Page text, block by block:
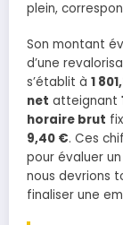
plein,
Son montant
d’une
s’établit à 1
net atteignant
horaire brut
9,40 €. Ces
pour évaluer
nous devrions
finaliser une